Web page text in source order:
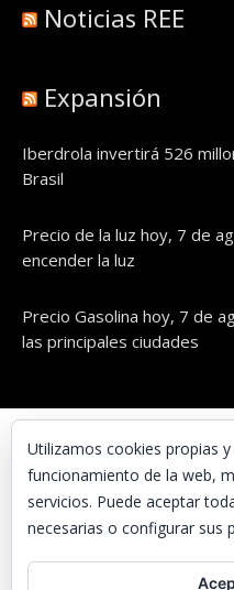
Noticias REE
Expansión
Iberdrola invertirá 526
Brasil
Precio de la luz hoy, 7 de
encender la luz
Precio Gasolina hoy, 7 de
las principales ciudades
©
Contacta
Utilizamos cookies propias
funcionamiento de la web,
servicios. Puede aceptar
necesarias o configurar sus